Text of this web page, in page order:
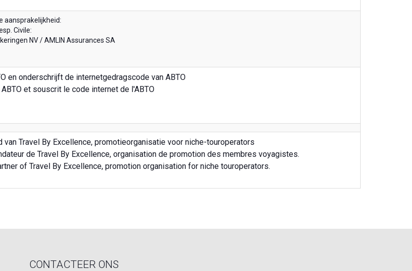
aansprakelijkheid:
Civile:
NV / AMLIN Assurances SA
en onderschrijft de internetgedragscode van ABTO
et souscrit le code internet de l'ABTO
van Travel By Excellence, promotieorganisatie voor niche-touroperators
de Travel By Excellence, organisation de promotion des membres voyagistes.
of Travel By Excellence, promotion organisation for niche touroperators.
CONTACTEER ONS